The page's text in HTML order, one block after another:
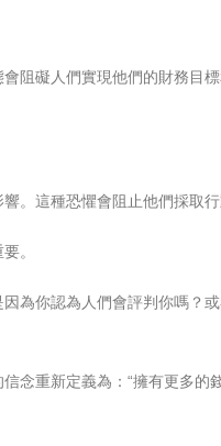
阻礙人們實現他們的財務目
。這種恐懼會阻止他們採取行
。
為你認為人們會評判你嗎？
念重新定義為：“擁有更多